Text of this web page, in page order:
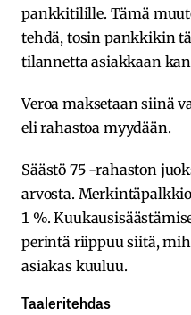
pankkitilille. Tämä
tehdä, tosin pankkikin
tilannetta asiakkaan
Veroa maksetaan siinä
eli rahastoa myydään.
Säästö 75 -rahaston
arvosta.
1 %.
perintä riippuu siitä,
asiakas kuuluu.
Taaleritehdas